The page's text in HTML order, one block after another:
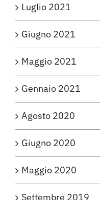
Luglio 2021
Giugno 2021
Maggio 2021
Gennaio 2021
Agosto 2020
Giugno 2020
Maggio 2020
Settembre 2019